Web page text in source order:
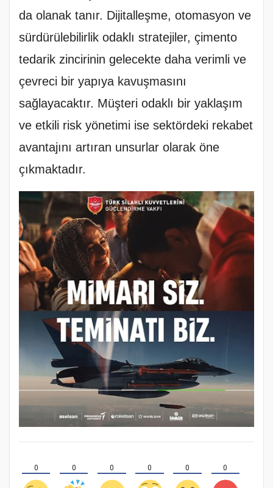
da olanak tanır. Dijitalleşme, otomasyon ve
sürdürülebilirlik odaklı stratejiler, çimento
tedarik zincirinin gelecekte daha verimli ve
çevreci bir yapıya kavuşmasını
sağlayacaktır. Müşteri odaklı bir yaklaşım
ve etkili risk yönetimi ise sektördeki rekabet
avantajını artıran unsurlar olarak öne
çıkmaktadır.
0 0 0 0 0 0